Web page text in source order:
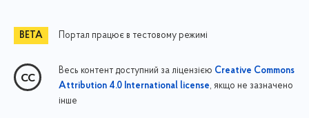
Портал працює в тестовому режимі
Весь контент доступний за ліцензією Creative Commons
Attribution 4.0 International license, якщо не зазначено
інше